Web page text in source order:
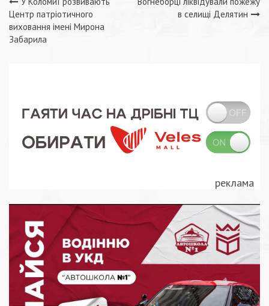
Навігація
записів
Центр патріотичного
виховання імені Мирона
Забарила
в селищі Делятин